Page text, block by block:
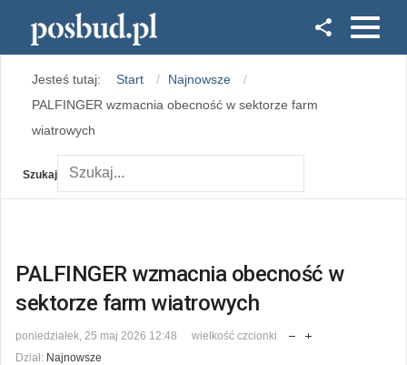
Instagram
Jesteś tutaj: Start
Najnowsze
PALFINGER wzmacnia obecność w sektorze farm
wiatrowych
Szukaj
PALFINGER wzmacnia obecność w
sektorze farm wiatrowych
poniedziałek, 25 maj 2026 12:48
wielkość czcionki
Dział: Najnowsze